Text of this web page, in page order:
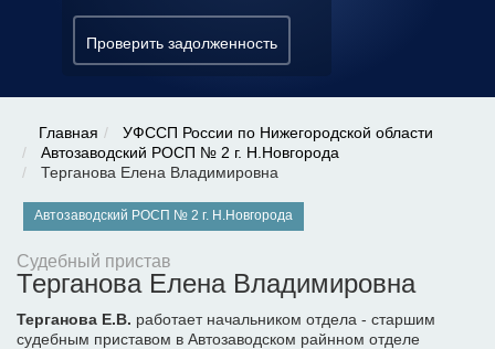
Проверить задолженность
Главная
УФССП России по Нижегородской области
Автозаводский РОСП № 2 г. Н.Новгорода
Терганова Елена Владимировна
Автозаводский РОСП № 2 г. Н.Новгорода
Судебный пристав
Терганова Елена Владимировна
Терганова Е.В. работает начальником отдела - старшим
судебным приставом в Автозаводском райнном отделе